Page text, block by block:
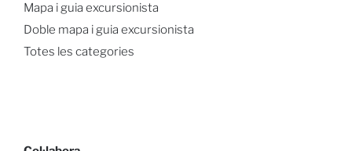
Mapa i guia excursionista
Doble mapa i guia excursionista
Totes les categories